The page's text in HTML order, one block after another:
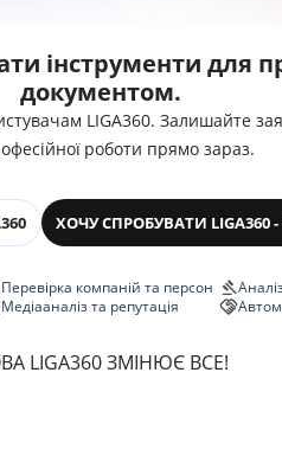
інструменти для
документом.
LIGA360. Залишайте
роботи прямо зараз.
ХОЧУ СПРОБУВАТИ
Перевірка компаній та персон
Медіааналіз та репутація
LIGA360 ЗМІНЮЄ ВСЕ!